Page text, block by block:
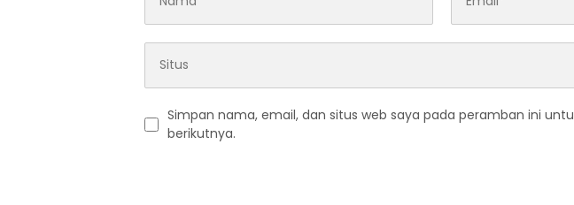
Simpan nama, email, dan situs web saya pada peramban ini
berikutnya.